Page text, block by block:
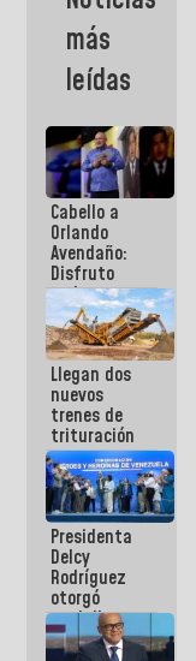
Condominio
más
leídas
Cabello a
Orlando
Avendaño:
Disfruto
cada vez
que escribes
porque lo
que haces
es
embarrarla
Llegan dos
nuevos
trenes de
trituración
para
optimizar
manejo de
escombros
en La Guaira
Presidenta
Delcy
Rodríguez
otorgó
medalla
"Héroe de